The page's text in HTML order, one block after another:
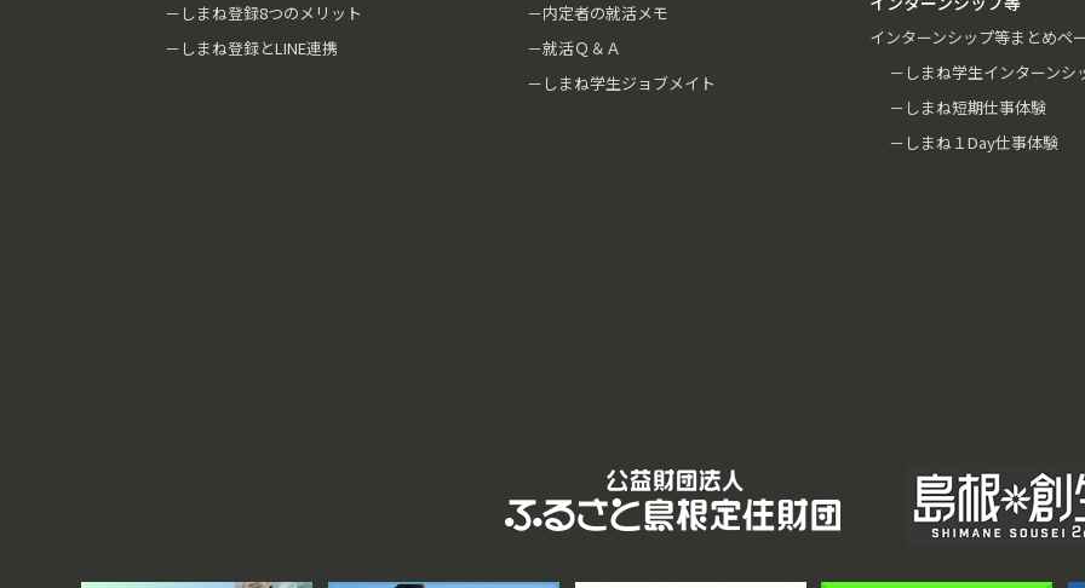
－しまね登録8つのメリット
－しまね登録とLINE連携
－内定者の就活メモ
－就活Ｑ＆Ａ
－しまね学生ジョブメイト
インターンシップ等まとめペ
－しまね学生インターンシ
－しまね短期仕事体験
－しまね１Day仕事体験